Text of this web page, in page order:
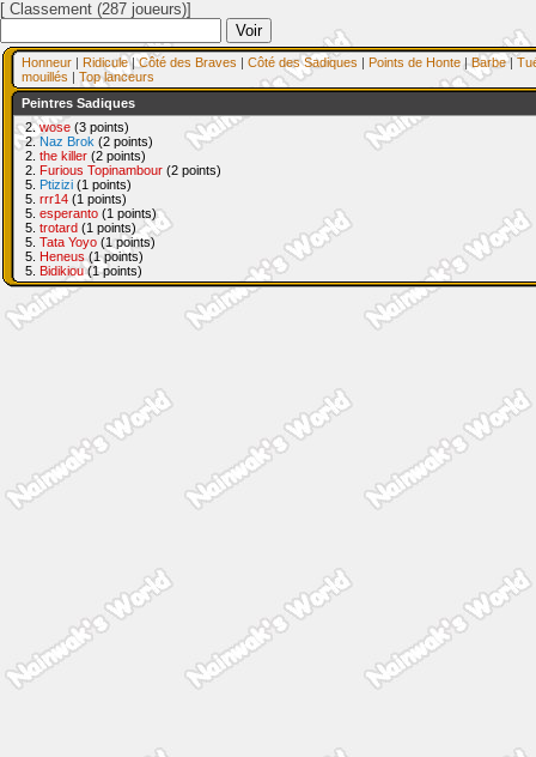
[ Classement (287 joueurs)]
Honneur | Ridicule|Côté des Braves | Côté des Sadiques | Points de Honte |Barbe|
mouillés | Top lanceurs
Peintres Sadiques
2.wose (3 points)
2. Naz Brok (2 points)
2. the killer (2 points)
2. Furious Topinambour (2 points)
5. Ptizizi (1 points)
5. rrr14 (1 points)
5. esperanto (1 points)
5. trotard (1 points)
5. Tata Yoyo (1 points)
5. Heneus (1 points)
5. Bidikiou(1 points)